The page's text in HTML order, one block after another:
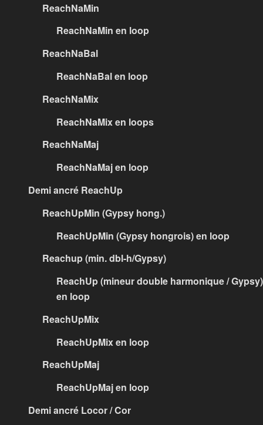
ReachNaMin
ReachNaMin en loop
ReachNaBal
ReachNaBal en loop
ReachNaMix
ReachNaMix en loops
ReachNaMaj
ReachNaMaj en loop
Demi ancré ReachUp
ReachUpMin (Gypsy hong.)
ReachUpMin (Gypsy hongrois) en loop
Reachup (min. dbl-h/Gypsy)
ReachUp (mineur double harmonique / Gypsy)
en loop
ReachUpMix
ReachUpMix en loop
ReachUpMaj
ReachUpMaj en loop
Demi ancré Locor / Cor